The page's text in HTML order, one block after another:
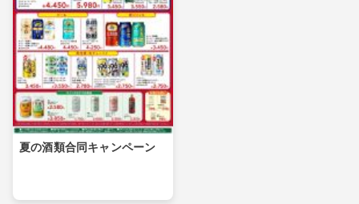
夏の酒類合同キャンペーン